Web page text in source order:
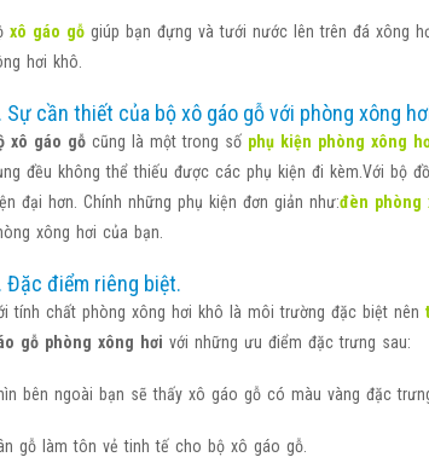
xô gáo gỗgiúp bạn đựng và tưới nước lên trên đá xông
hơi khô.
Sự cần thiết của bộ xô gáo gỗ với phòng xông
xô gáo gỗcũng là một trong số phụ kiện phòng xông
đều không thể thiếu được các phụ kiện đi kèm.Với bộ
đại hơn. Chính những phụ kiện đơn giản như:đèn phòng
xông hơi của bạn.
Đặc điểm riêng biệt.
tính chất phòng xông hơi khô là môi trường đặc biệt nên
gỗ phòng xông hơi với những ưu điểm đặc trưng sau:
bên ngoài bạn sẽ thấy xô gáo gỗ có màu vàng đặc
gỗ làm tôn vẻ tinh tế cho bộ xô gáo gỗ.